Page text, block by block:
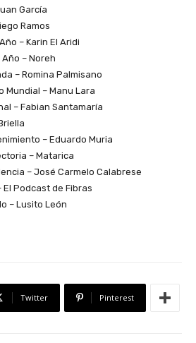
García
Ramos
– Karin El Aridi
– Noreh
– Romina Palmisano
Mundial – Manu Lara
– Fabian Santamaría
– Eduardo Muria
– Matarica
– José Carmelo Calabrese
El Podcast de Fibras
– Lusito León
Twitter Pinterest